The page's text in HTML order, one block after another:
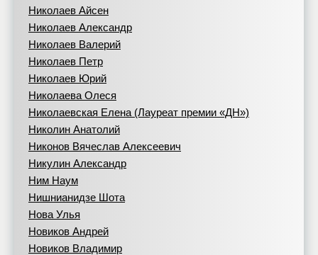
Николаев Айсен
Николаев Александр
Николаев Валерий
Николаев Петр
Николаев Юрий
Николаева Олеся
Николаевская Елена (Лауреат премии «ДН»)
Николин Анатолий
Никонов Вячеслав Алексеевич
Никулин Александр
Ним Наум
Нишнианидзе Шота
Нова Улья
Новиков Андрей
Новиков Владимир